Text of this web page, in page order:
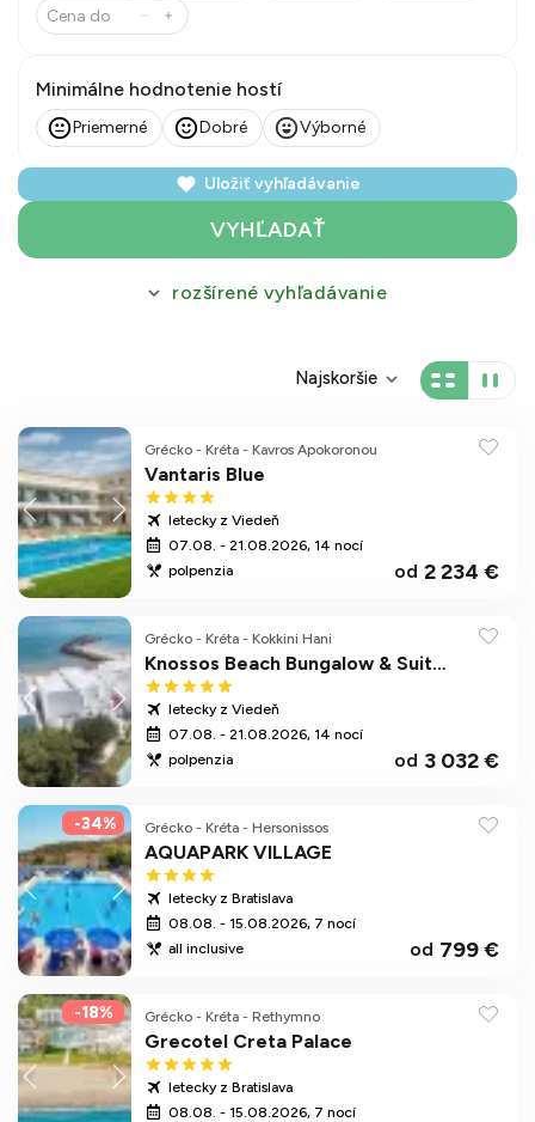
Minimálne hodnotenie hostí
Priemerné Dobré Výborné
Uložiť vyhľadávanie
VYHĽADAŤ
rozšírené vyhľadávanie
Najskoršie
Grécko - Kréta - Kavros Apokoronou
Vantaris Blue
letecky z Viedeň
07.08. - 21.08.2026, 14 nocí
polpenzia
2 234 €
od
Grécko - Kréta - Kokkini Hani
Knossos Beach Bungalow & Suites
letecky z Viedeň
07.08. - 21.08.2026, 14 nocí
polpenzia
3 032 €
od
-34% Grécko - Kréta - Hersonissos
AQUAPARK VILLAGE
letecky z Bratislava
08.08. - 15.08.2026, 7 nocí
all inclusive
799 €
od
-18% Grécko - Kréta - Rethymno
Grecotel Creta Palace
letecky z Bratislava
08.08. - 15.08.2026, 7 nocí